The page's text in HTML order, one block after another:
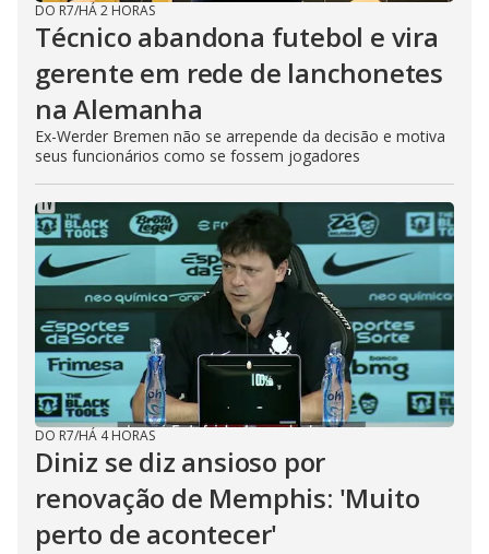
DO R7/HÁ 2 HORAS
Técnico abandona futebol e vira
gerente em rede de lanchonetes
na Alemanha
Ex-Werder Bremen não se arrepende da decisão e motiva
seus funcionários como se fossem jogadores
DO R7/HÁ 4 HORAS
Diniz se diz ansioso por
renovação de Memphis: 'Muito
perto de acontecer'